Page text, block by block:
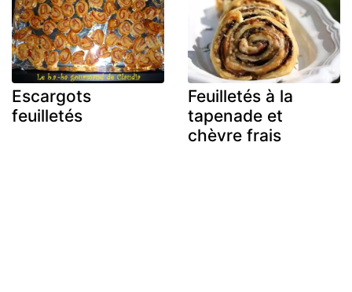
Escargots
feuilletés
Feuilletés à la
tapenade et
chèvre frais